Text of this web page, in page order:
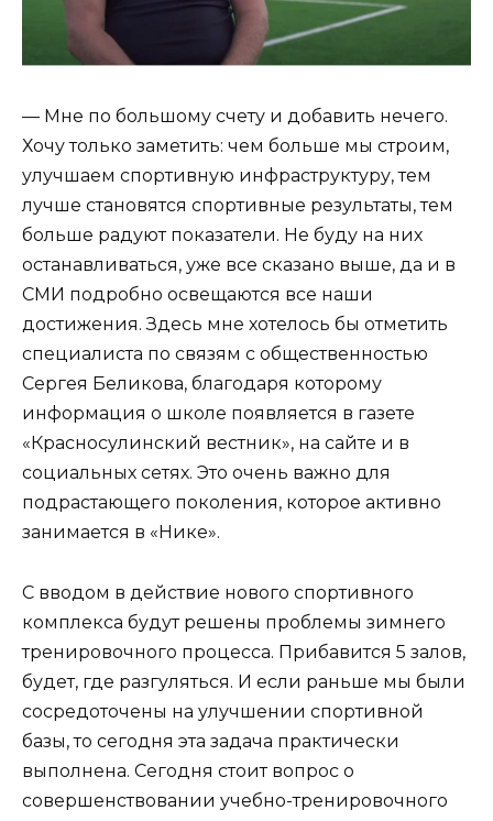
— Мне по большому счету и добавить нечего.
Хочу только заметить: чем больше мы строим,
улучшаем спортивную инфраструктуру, тем
лучше становятся спортивные результаты, тем
больше радуют показатели. Не буду на них
останавливаться, уже все сказано выше, да и в
СМИ подробно освещаются все наши
достижения. Здесь мне хотелось бы отметить
специалиста по связям с общественностью
Сергея Беликова, благодаря которому
информация о школе появляется в газете
«Красносулинский вестник», на сайте и в
социальных сетях. Это очень важно для
подрастающего поколения, которое активно
занимается в «Нике».
С вводом в действие нового спортивного
комплекса будут решены проблемы зимнего
тренировочного процесса. Прибавится 5 залов,
будет, где разгуляться. И если раньше мы были
сосредоточены на улучшении спортивной
базы, то сегодня эта задача практически
выполнена. Сегодня стоит вопрос о
совершенствовании учебно-тренировочного